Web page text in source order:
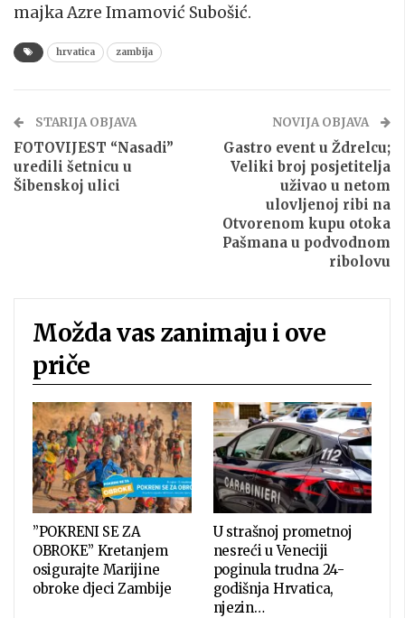
majka Azre Imamović Subošić.
hrvatica zambija
STARIJA OBJAVA
FOTOVIJEST “Nasadi”
uredili šetnicu u
Šibenskoj ulici
NOVIJA OBJAVA
Gastro event u Ždrelcu;
Veliki broj posjetitelja
uživao u netom
ulovljenoj ribi na
Otvorenom kupu otoka
Pašmana u podvodnom
ribolovu
Možda vas zanimaju i ove
priče
”POKRENI SE ZA
OBROKE” Kretanjem
osigurajte Marijine
obroke djeci Zambije
U strašnoj prometnoj
nesreći u Veneciji
poginula trudna 24-
godišnja Hrvatica,
njezin…